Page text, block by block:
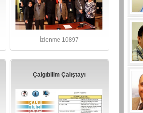
İzlenme 10897
Çalgıbilim Çalıştayı